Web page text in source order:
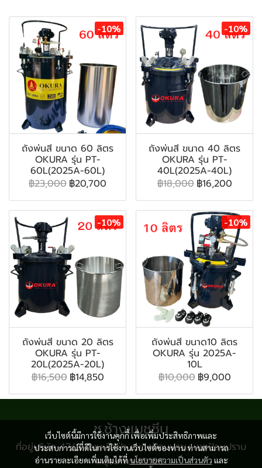
-10%
ถังพ่นสี ขนาด 60 ลิตร
OKURA รุ่น PT-
60L(2025A-60L)
฿23,000 ฿20,700
-10%
ถังพ่นสี ขนาด 40 ลิตร
OKURA รุ่น PT-
40L(2025A-40L)
฿18,000 ฿16,200
-10%
ถังพ่นสี ขนาด 20 ลิตร
OKURA รุ่น PT-
20L(2025A-20L)
฿16,500 ฿14,850
-10%
ถังพ่นสี ขนาด10 ลิตร
OKURA รุ่น 2025A-
10L
฿10,000 ฿9,000
เว็บไซต์นี้มีการใช้งานคุกกี้ เพื่อเพิ่มประสิทธิภาพและ
ประสบการณ์ที่ดีในการใช้งานเว็บไซต์ของท่าน ท่านสามารถ
อ่านรายละเอียดเพิ่มเติมได้ที่นโยบายความเป็นส่วนตัว และ
ช.ช้างแมชชีน
ที่อยู่บริษัท 47/8 ถนนเสือป่า แขวงป้อมปราบ เขตป้อมปราบ
กรุงเทพฯ 10100